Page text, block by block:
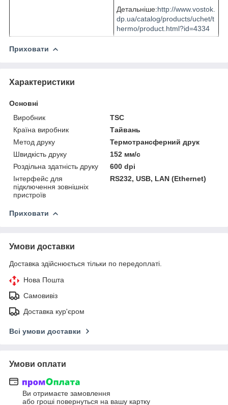
Детальніше:http://www.vostok.
dp.ua/catalog/products/uchet/t
hermo/product.html?id=4334
Приховати
Характеристики
Основні
Виробник
TSC
Країна виробник
Тайвань
Метод друку
Термотрансферний друк
Швидкість друку
152 мм/с
Роздільна здатність друку
600 dpi
Інтерфейс для
підключення зовнішніх
пристроїв
RS232, USB, LAN (Ethernet)
Приховати
Умови доставки
Доставка здійснюється тільки по передоплаті.
Нова Пошта
Самовивіз
Доставка кур'єром
Всі умови доставки
Умови оплати
Ви отримаєте замовлення
або гроші повернуться на вашу картку